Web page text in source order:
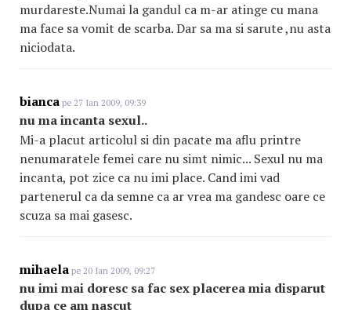
murdareste.Numai la gandul ca m-ar atinge cu mana
ma face sa vomit de scarba. Dar sa ma si sarute ,nu asta
niciodata.
bianca pe 27 Ian 2009, 09:39
nu ma incanta sexul..
Mi-a placut articolul si din pacate ma aflu printre
nenumaratele femei care nu simt nimic... Sexul nu ma
incanta, pot zice ca nu imi place. Cand imi vad
partenerul ca da semne ca ar vrea ma gandesc oare ce
scuza sa mai gasesc.
mihaela pe 20 Ian 2009, 09:27
nu imi mai doresc sa fac sex placerea mia disparut
dupa ce am nascut